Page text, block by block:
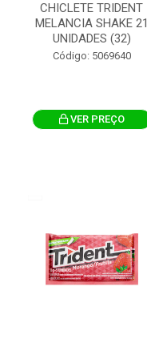
CHICLETE TRIDENT
MELANCIA SHAKE 21
UNIDADES (32)
Código: 5069640
VER PREÇO